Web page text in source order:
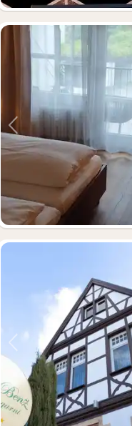
Föregående bild
Föregående bild